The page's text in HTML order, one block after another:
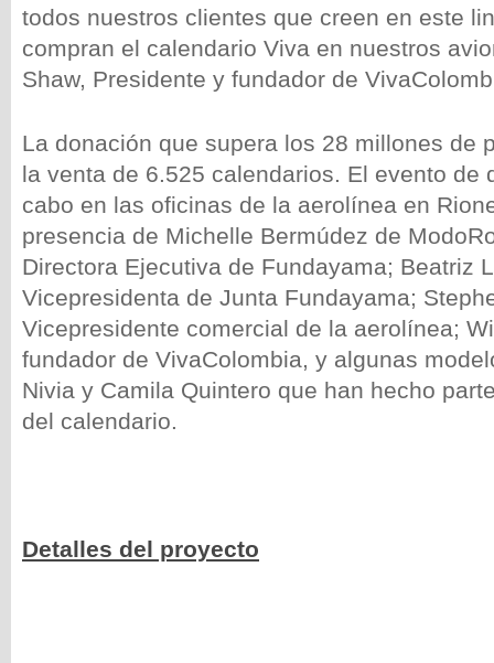
todos nuestros clientes que creen en este
compran el calendario Viva en nuestros
Shaw, Presidente y fundador de
La donación que supera los 28 millones de
la venta de 6.525 calendarios. El evento de
cabo en las oficinas de la aerolínea en
presencia de Michelle Bermúdez de
Directora Ejecutiva de Fundayama; Beatriz
Vicepresidenta de Junta Fundayama;
Vicepresidente comercial de la aerolínea;
fundador de VivaColombia, y algunas
Nivia y Camila Quintero que han hecho
del calendario.
Detalles del proyecto
wp-